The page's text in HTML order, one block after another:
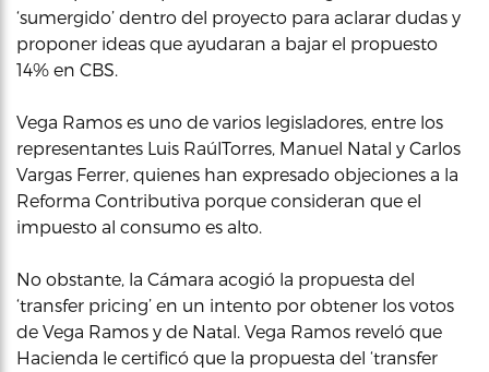
‘sumergido’ dentro del proyecto para aclarar dudas y
proponer ideas que ayudaran a bajar el propuesto
14% en CBS.
Vega Ramos es uno de varios legisladores, entre los
representantes Luis RaúlTorres, Manuel Natal y Carlos
Vargas Ferrer, quienes han expresado objeciones a la
Reforma Contributiva porque consideran que el
impuesto al consumo es alto.
No obstante, la Cámara acogió la propuesta del
‘transfer pricing’ en un intento por obtener los votos
de Vega Ramos y de Natal. Vega Ramos reveló que
Hacienda le certificó que la propuesta del ‘transfer